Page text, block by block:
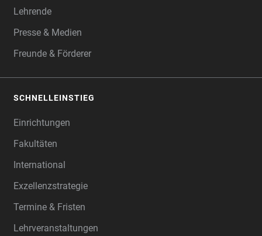
Lehrende
Presse & Medien
Freunde & Förderer
SCHNELLEINSTIEG
Einrichtungen
Fakultäten
International
Exzellenzstrategie
Termine & Fristen
Lehrveranstaltungen